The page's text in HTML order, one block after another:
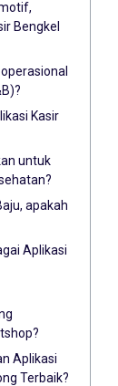
Bengkel
Kasir
untuk
apakah
Aplikasi
Aplikasi
Terbaik?